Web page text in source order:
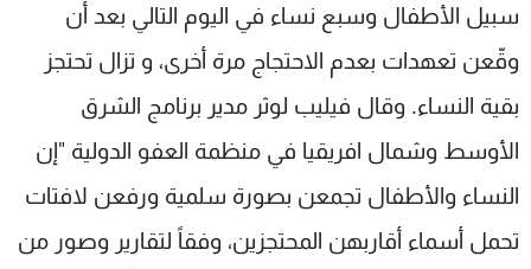
سبيل الأطفال وسبع نساء في اليوم التالي بعد أن
وقّعن تعهدات بعدم الاحتجاج مرة أخرى، و تزال تحتجز
بقية النساء. وقال فيليب لوثر مدير برنامج الشرق
الأوسط وشمال افريقيا في منظمة العفو الدولية "إن
النساء والأطفال تجمعن بصورة سلمية ورفعن لافتات
تحمل أسماء أقاربهن المحتجزين، وفقاً لتقارير وصور من